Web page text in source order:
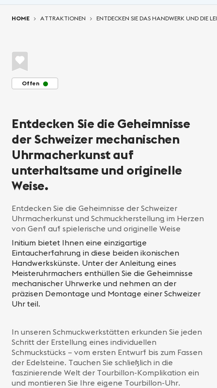
HOME ATTRAKTIONEN ENTDECKEN SIE DAS HANDWERK UND DIE
Offen
Entdecken Sie die Geheimnisse
der Schweizer mechanischen
Uhrmacherkunst auf
unterhaltsame und originelle
Weise.
Entdecken Sie die Geheimnisse der Schweizer
Uhrmacherkunst und Schmuckherstellung im Herzen
von Genf auf spielerische und originelle Weise
Initium bietet Ihnen eine einzigartige
Eintaucherfahrung in diese beiden ikonischen
Handwerkskünste. Unter der Anleitung eines
Meisteruhrmachers enthüllen Sie die Geheimnisse
mechanischer Uhrwerke und nehmen an der
präzisen Demontage und Montage einer Schweizer
Uhr teil.
In unseren Schmuckwerkstätten erkunden Sie jeden
Schritt der Erstellung eines individuellen
Schmuckstücks – vom ersten Entwurf bis zum Fassen
der Edelsteine. Tauchen Sie schließlich in die
faszinierende Welt der Tourbillon-Komplikation ein
und montieren Sie Ihre eigene Tourbillon-Uhr.